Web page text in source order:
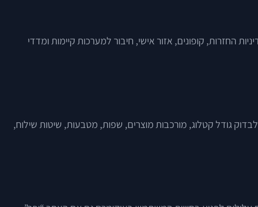
החזרות, קופונים, אזור אישי, חיבור למערכות קיימות ומדדי
גודל קטלוג, מורכבות מוצרים, שפות, מטבעות, שיטות שילוח,